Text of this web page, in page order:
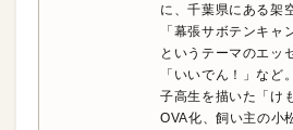
に、千葉県にある架
「幕張サボテンキャ
というテーマのエッ
「いいでん！」など
子高生を描いた「け
OVA化、飼い主の小